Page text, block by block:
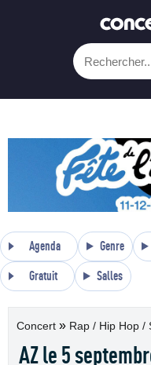
Agenda Genre
Gratuit Salles
Concert » Rap / Hip Hop /
AZ le 5